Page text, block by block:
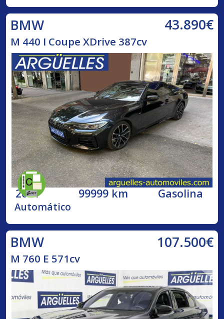
BMW 43.890€
M 440 I Coupe XDrive 387cv
2021 99999 km Gasolina
Automático
BMW 107.500€
M 760 E 571cv